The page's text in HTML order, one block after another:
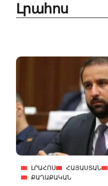
2.2k
8.22k
follow
Լրահոս
ԼՐԱՀՈՍ ՀԱՅԱՍՏԱՆ
ՔԱՂԱՔԱԿԱՆ